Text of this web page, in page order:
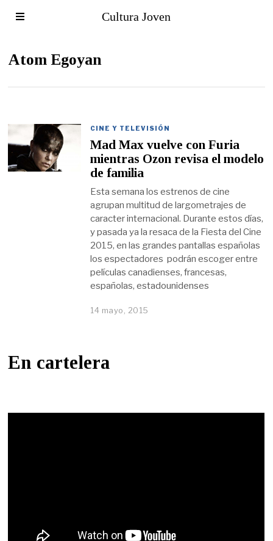
Cultura Joven
Atom Egoyan
CINE Y TELEVISIÓN
Mad Max vuelve con Furia
mientras Ozon revisa el modelo
de familia
Esta semana los estrenos de cine
agrupan multitud de largometrajes de
caracter internacional. Durante estos días,
y pasada ya la resaca de la Fiesta del Cine
2015, en las grandes pantallas españolas
los espectadores podrán escoger entre
películas canadienses, francesas,
españolas, estadounidenses
14 mayo, 2015
En cartelera